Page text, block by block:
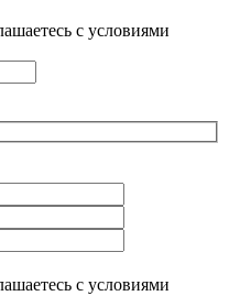
с условиями
с условиями